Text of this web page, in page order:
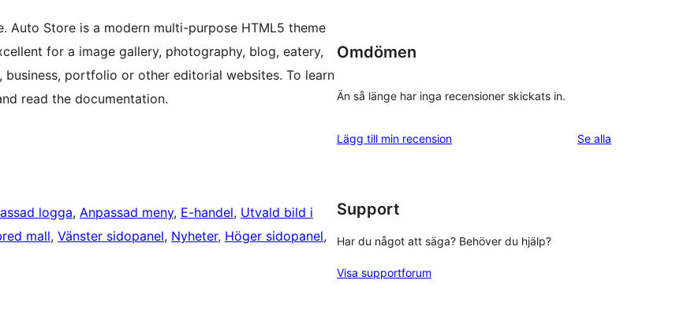
Auto Store is a modern multi-purpose HTML5 theme
for a image gallery, photography, blog, eatery,
business, portfolio or other editorial websites. To learn
read the documentation.
logga, Anpassad meny, E-handel, Utvald bild i
mall, Vänster sidopanel, Nyheter, Höger sidopanel
Omdömen
Än så länge har inga recensioner skickats in.
Lägg till min recension Se alla
Support
Har du något att säga? Behöver du hjälp?
Visa supportforum